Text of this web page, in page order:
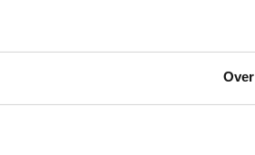
Over
LinkedIn